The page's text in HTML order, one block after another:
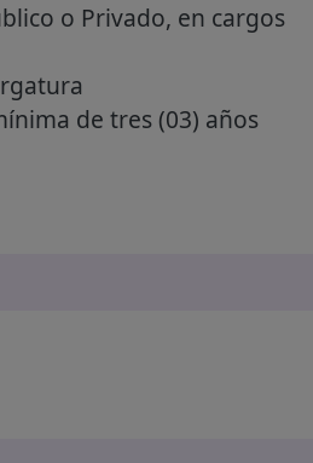
o Privado, en cargos
de tres (03) años